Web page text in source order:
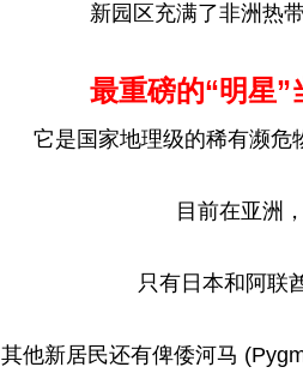
新园区充满了非洲热
最重磅的“明星
它是国家地理级的稀有濒危
目前在亚洲
只有日本和阿联
其他新居民还有俾倭河马